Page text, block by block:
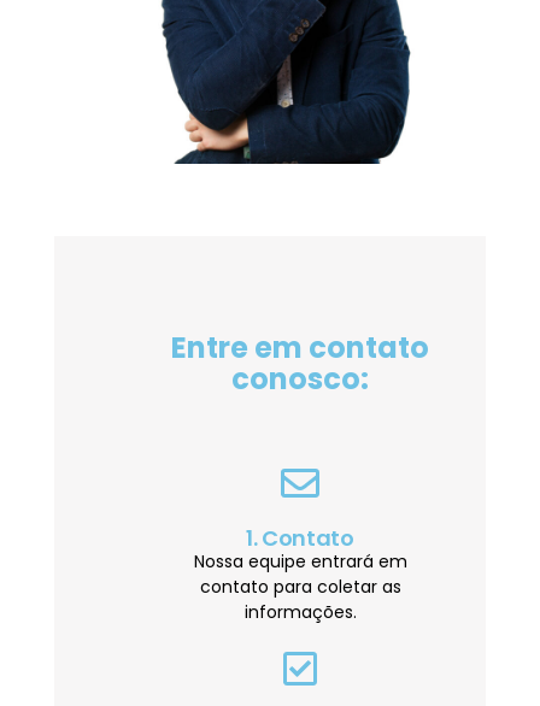
Entre em contato
conosco:
1. Contato
Nossa equipe entrará em
contato para coletar as
informações.